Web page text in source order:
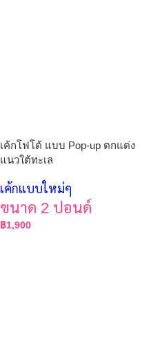
เค้กโฟโต้ แบบ Pop-up ตกแต่ง
แนวใต้ทะเล
เค้กแบบใหม่ๆ
ขนาด 2 ปอนด์
฿1,900